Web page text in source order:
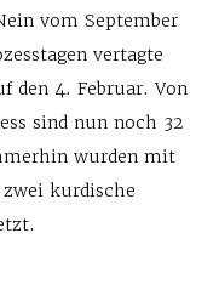
vom September
vertagte
den 4. Februar. Von
sind nun noch 32
wurden mit
zwei kurdische